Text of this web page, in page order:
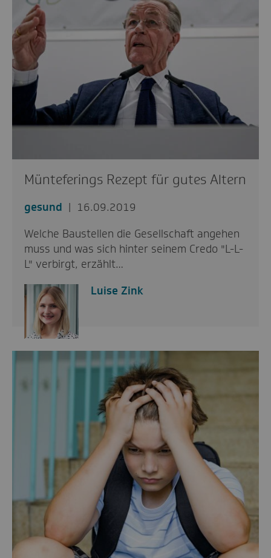
Münteferings Rezept für gutes Altern
gesund
16.09.2019
Welche Baustellen die Gesellschaft angehen
muss und was sich hinter seinem Credo "L-L-
L" verbirgt, erzählt…
Luise Zink